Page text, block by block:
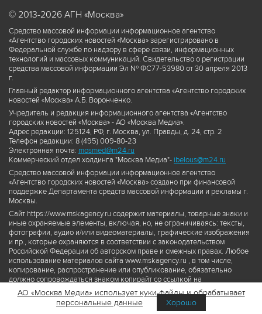
© 2013-2026 АГН «Москва»
Средство массовой информации информационное агентство
«Агентство городских новостей «Москва» зарегистрировано в
Федеральной службе по надзору в сфере связи, информационных
технологий и массовых коммуникаций. Свидетельство о регистрации
средства массовой информации Эл № ФС77-53980 от 30 апреля 2013
г.
Главный редактор информационного агентства «Агентство городских
новостей «Москва» А.Б. Воронченко.
Учредитель и редакция информационного агентства «Агентство
городских новостей «Москва» - АО «Москва Медиа».
Адрес редакции: 125124, РФ, г. Москва, ул. Правды, д. 24, стр. 2
Телефон редакции: 8 (495) 009-80-23
Электронная почта: mosmed@m24.ru
Коммерческий отдел холдинга "Москва Медиа"- ibelous@m24.ru
Средство массовой информации информационное агентство
«Агентство городских новостей «Москва» создано при финансовой
поддержке Департамента средств массовой информации и рекламы г.
Москвы.
Сайт https://www.mskagency.ru содержит материалы, товарные знаки и
иные охраняемые элементы, включая, но, не ограничиваясь: тексты,
фотографии, аудио и/или видеоматериалы, графические изображения
и пр., которые охраняются в соответствии с законодательством
Российской Федерации об авторском праве и смежных правах. Любое
использование материалов сайта www.mskagency.ru , в том числе,
копирование, распространение или опубликование, обязательно
должно сопровождаться знаком копирайт со ссылкой на
правообладателя © АО «Москва Медиа», а также гиперссылкой на сайт
www.mskagency.ru как на первоисточник информации. Переработка
материалов сайта www.mskagency.ru не допускается.
АО «Москва Медиа» использует куки-файлы и обрабатывает
персональные данные
Хорошо